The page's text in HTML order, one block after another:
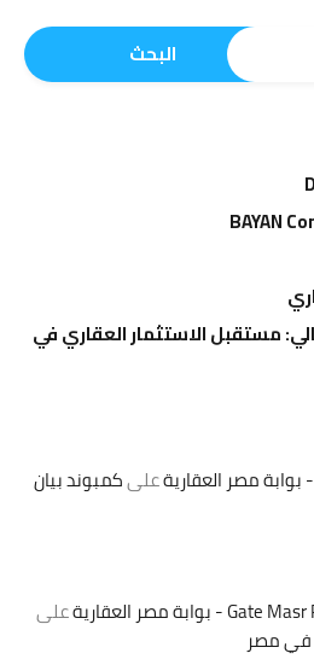
البحث
مستقبل الاستثمار العقاري في
علىكمبوند بيان
على
في مصر